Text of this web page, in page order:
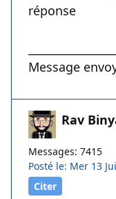
réponse
Message
Rav
Messages: 7415
Posté le: Mer 13
Citer